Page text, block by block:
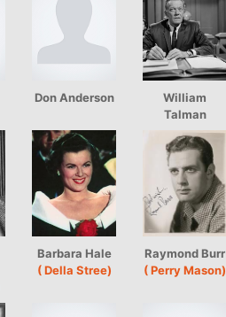
Don Anderson
William
Talman
Barbara Hale
( Della Stree)
Raymond Burr
( Perry Mason)